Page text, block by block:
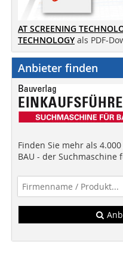
AT SCREENING
TECHNOLOGY als PDF-
Anbieter finden
Finden Sie mehr als 4.000
BAU - der Suchmaschine